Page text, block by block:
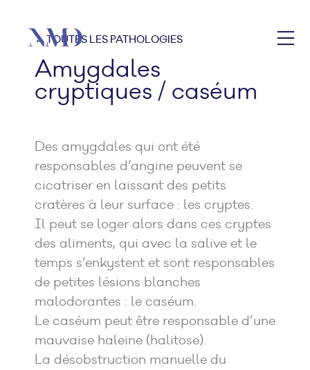
← TOUTES LES PATHOLOGIES
Amygdales
cryptiques / caséum
Des amygdales qui ont été
responsables d’angine peuvent se
cicatriser en laissant des petits
cratères à leur surface : les cryptes.
Il peut se loger alors dans ces cryptes
des aliments, qui avec la salive et le
temps s’enkystent et sont responsables
de petites lésions blanches
malodorantes : le caséum.
Le caséum peut être responsable d’une
mauvaise haleine (halitose).
La désobstruction manuelle du